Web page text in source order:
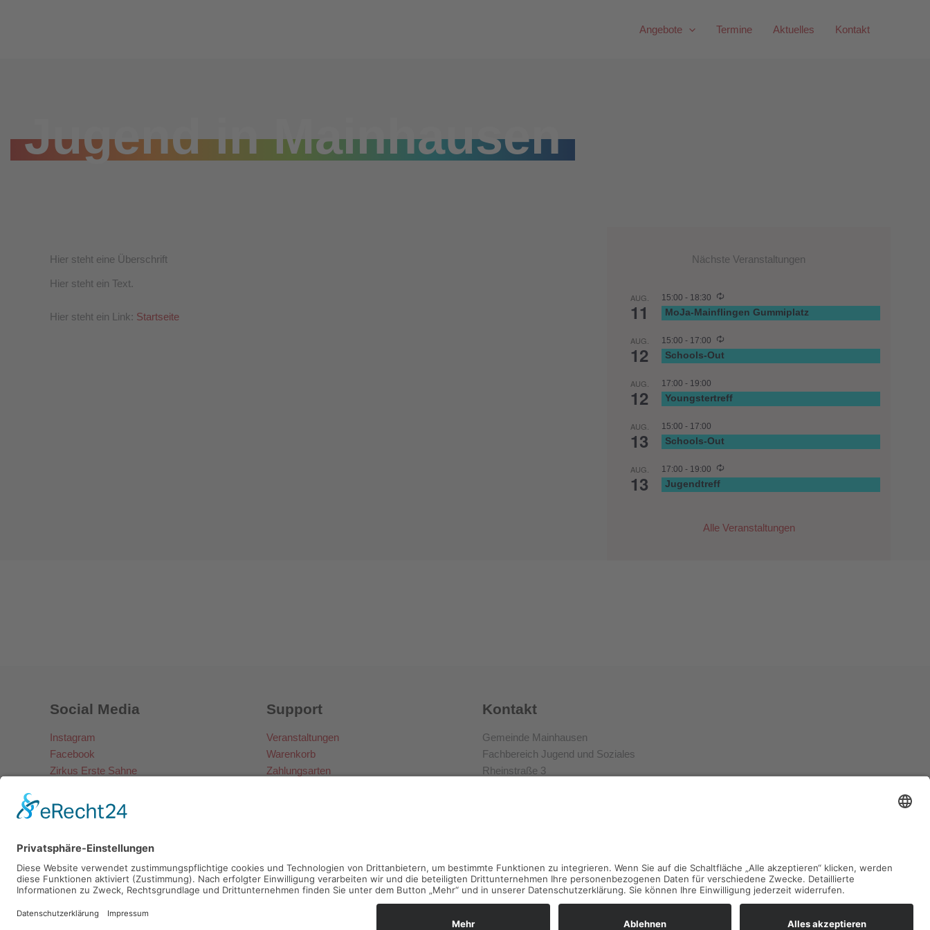
Angebote Termine Aktuelles Kontakt
Jugend in Mainhausen
Hier steht eine Überschrift
Hier steht ein Text.
Hier steht ein Link: Startseite
Nächste Veranstaltungen
AUG.
11
15:00 - 18:30
MoJa-Mainflingen Gummiplatz
AUG.
12
15:00 - 17:00
Schools-Out
AUG.
12
17:00 - 19:00
Youngstertreff
AUG.
13
15:00 - 17:00
Schools-Out
AUG.
13
17:00 - 19:00
Jugendtreff
Alle Veranstaltungen
Social Media
Instagram
Facebook
Zirkus Erste Sahne
Support
Veranstaltungen
Warenkorb
Zahlungsarten
Kontakt
Gemeinde Mainhausen
Fachbereich Jugend und Soziales
Rheinstraße 3
Datenschutzerklärung Teilnahmebedingungen
Kontakt
Copyright © 2017-2026 Gemeinde Mainhausen | Made with ❤️ in Frankfurt am Main.